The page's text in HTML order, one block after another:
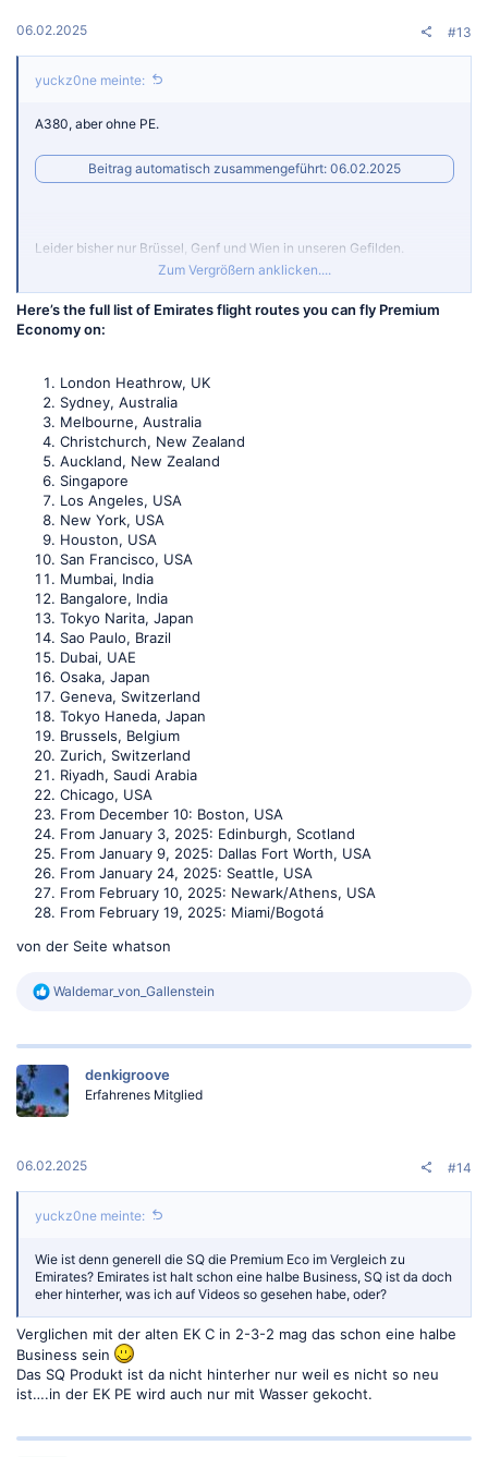
06.02.2025 #13
yuckz0ne meinte:
A380, aber ohne PE.
Beitrag automatisch zusammengeführt: 06.02.2025
Leider bisher nur Brüssel, Genf und Wien in unseren Gefilden.
Deutschland ist bisher außen vor, mir wäre sogar egal ob FRA oder
MUC, da ich sowieso genau in der Mitte wohne...
Und von meinen neuen Zielen wird auch nur SIN mit der PE
angeflogen bisher.
Zum Vergrößern anklicken....
Here’s the full list of Emirates flight routes you can fly Premium
Economy on:
London Heathrow, UK
Sydney, Australia
Melbourne, Australia
Christchurch, New Zealand
Auckland, New Zealand
Singapore
Los Angeles, USA
New York, USA
Houston, USA
San Francisco, USA
Mumbai, India
Bangalore, India
Tokyo Narita, Japan
Sao Paulo, Brazil
Dubai, UAE
Osaka, Japan
Geneva, Switzerland
Tokyo Haneda, Japan
Brussels, Belgium
Zurich, Switzerland
Riyadh, Saudi Arabia
Chicago, USA
From December 10: Boston, USA
From January 3, 2025: Edinburgh, Scotland
From January 9, 2025: Dallas Fort Worth, USA
From January 24, 2025: Seattle, USA
From February 10, 2025: Newark/Athens, USA
From February 19, 2025: Miami/Bogotá
von der Seite whatson
R
k
o
n
:
Waldemar_von_Gallenstein
denkigroove
Erfahrenes Mitglied
06.02.2025 #14
yuckz0ne meinte:
Wie ist denn generell die SQ die Premium Eco im Vergleich zu
Emirates? Emirates ist halt schon eine halbe Business, SQ ist da doch
eher hinterher, was ich auf Videos so gesehen habe, oder?
Verglichen mit der alten EK C in 2-3-2 mag das schon eine halbe
Business sein
Das SQ Produkt ist da nicht hinterher nur weil es nicht so neu
ist….in der EK PE wird auch nur mit Wasser gekocht.